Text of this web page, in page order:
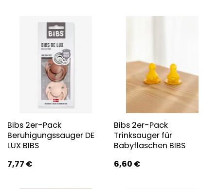
Bibs 2er-Pack
Beruhigungssauger DE
LUX BIBS
7,77 €
Bibs 2er-Pack
Trinksauger für
Babyflaschen BIBS
6,60 €